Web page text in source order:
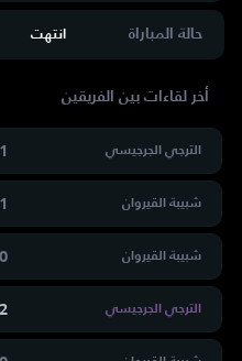
حالة المباراة انتهت
أخر لقاءات بين الفريقين
الترجي الجرجيسي
شبيبة القيروان
شبيبة القيروان
الترجي الجرجيسي